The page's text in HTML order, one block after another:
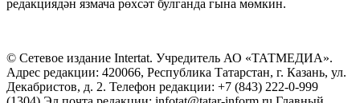
редакциядән язмача рөхсәт булганда гына мөмкин.
© Сетевое издание Intertat. Учредитель АО «ТАТМЕДИА».
Адрес редакции: 420066, Республика Татарстан, г. Казань, ул.
Декабристов, д. 2. Телефон редакции: +7 (843) 222-0-999